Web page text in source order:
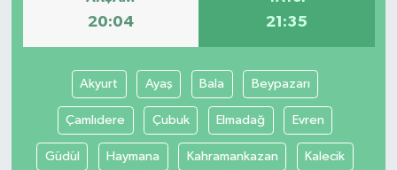
20:04 21:35
Akyurt Ayaş Bala Beypazarı
Çamlıdere Çubuk Elmadağ Evren
Güdül Haymana Kahramankazan Kalecik